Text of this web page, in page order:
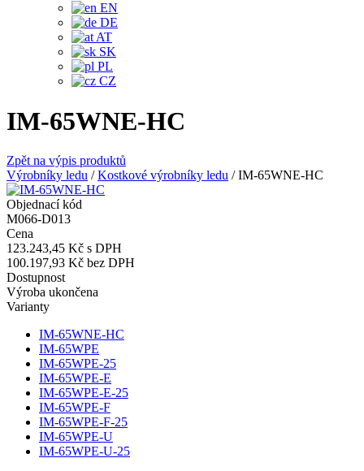
EN
DE
AT
SK
PL
CZ
IM-65WNE-HC
Zpět na výpis produktů
Výrobníky ledu /Kostkové výrobníky ledu /IM-65WNE-HC
Objednací kód
M066-D013
Cena
123.243,45 Kč s DPH
100.197,93 Kč bez DPH
Dostupnost
Výroba ukončena
Varianty
IM-65WNE-HC
IM-65WPE
IM-65WPE-25
IM-65WPE-E
IM-65WPE-E-25
IM-65WPE-F
IM-65WPE-F-25
IM-65WPE-U
IM-65WPE-U-25